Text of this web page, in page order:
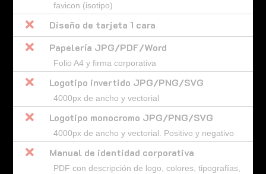
favicon (isotipo)

Diseño de tarjeta 1 cara

Papelería JPG/PDF/Word
Folio A4 y firma corporativa
 Logotipo invertido JPG/PNG/SVG
4000px de ancho y vectorial
 Logotipo monocromo JPG/PNG/SVG
4000px de ancho y vectorial. Positivo y negativo
 Manual de identidad corporativa
PDF con descripción de logo, colores, tipografías,